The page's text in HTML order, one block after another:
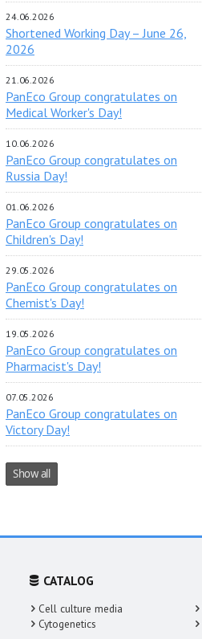
24.06.2026
Shortened Working Day – June 26,
2026
21.06.2026
PanEco Group congratulates on
Medical Worker's Day!
10.06.2026
PanEco Group congratulates on
Russia Day!
01.06.2026
PanEco Group congratulates on
Children's Day!
29.05.2026
PanEco Group congratulates on
Chemist's Day!
19.05.2026
PanEco Group congratulates on
Pharmacist's Day!
07.05.2026
PanEco Group congratulates on
Victory Day!
Show all
CATALOG
Cell culture media
Cytogenetics